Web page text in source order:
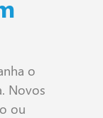
o
Novos
ou